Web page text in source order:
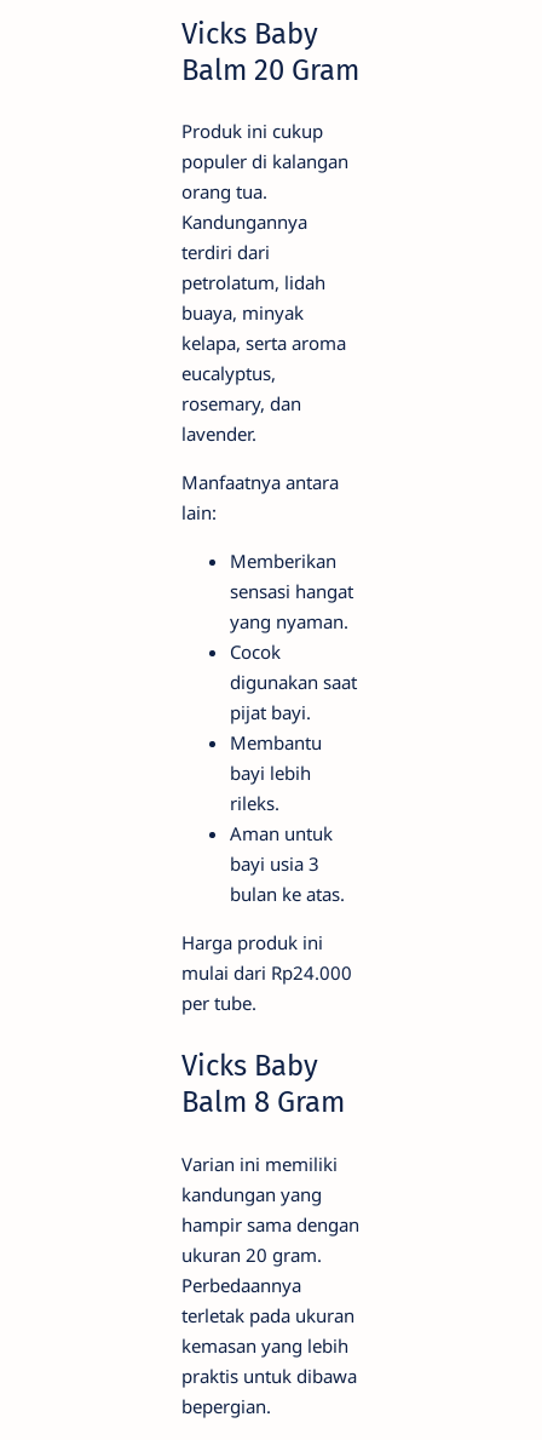
Vicks Baby
Balm 20 Gram
Produk ini cukup
populer di kalangan
orang tua.
Kandungannya
terdiri dari
petrolatum, lidah
buaya, minyak
kelapa, serta aroma
eucalyptus,
rosemary, dan
lavender.
Manfaatnya antara
lain:
Memberikan
sensasi hangat
yang nyaman.
Cocok
digunakan saat
pijat bayi.
Membantu
bayi lebih
rileks.
Aman untuk
bayi usia 3
bulan ke atas.
Harga produk ini
mulai dari Rp24.000
per tube.
Vicks Baby
Balm 8 Gram
Varian ini memiliki
kandungan yang
hampir sama dengan
ukuran 20 gram.
Perbedaannya
terletak pada ukuran
kemasan yang lebih
praktis untuk dibawa
bepergian.